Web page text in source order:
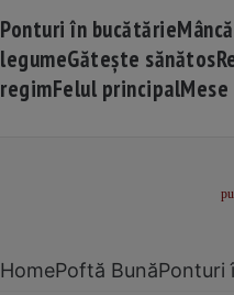
Ponturi în bucătărie
legumeGătește sănătos
regimFelul principal
HomePoftă BunăPonturi